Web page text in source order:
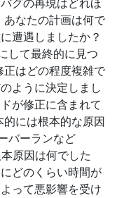
グの再現はどれほ
なたの計画は何で
遭遇しましたか？
して最終的に見つ
はどの程度複雑で
ように決定しまし
が修正に含まれて
には根本的な原因
バーランなど
原因は何でした
どのくらい時間が
って悪影響を受け